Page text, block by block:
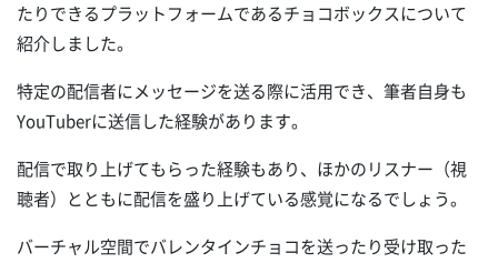
たりできるプラットフォームであるチョコボックスについて
紹介しました。
特定の配信者にメッセージを送る際に活用でき、筆者自身も
YouTuberに送信した経験があります。
配信で取り上げてもらった経験もあり、ほかのリスナー（視
聴者）とともに配信を盛り上げている感覚になるでしょう。
バーチャル空間でバレンタインチョコを送ったり受け取った